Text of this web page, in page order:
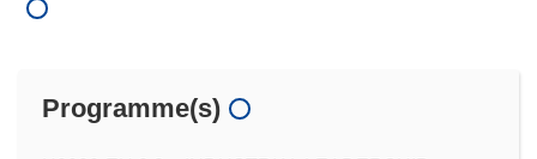
Programme(s)